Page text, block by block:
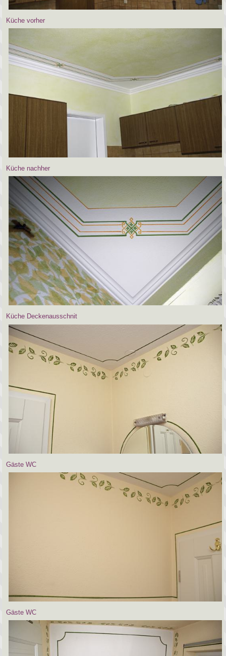
Küche vorher
Küche nachher
Küche Deckenausschnit
Gäste WC
Gäste WC